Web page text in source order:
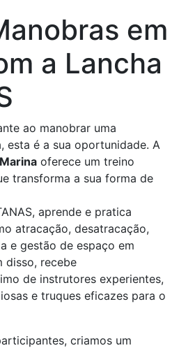
em
a Lancha
ao manobrar uma
esta é a sua oportunidade. A
oferece um treino
transforma a sua forma de
aprende e pratica
atracação, desatracação,
e gestão de espaço em
disso, recebe
de instrutores experientes,
e truques eficazes para o
criamos um